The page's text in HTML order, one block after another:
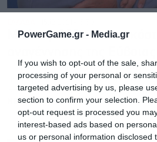
PowerGame.gr - Media.gr
If you wish to opt-out of the sale,
processing of your personal or
targeted advertising by us, please
section to confirm your selection.
opt-out request is processed you
interest-based ads based on
us or personal information disclosed
Μπένος: 300 εκατ. το
Στην Εύβοια και το συνολικό κόστος
αναφέρθηκε ο Σ. Μπένος ενώ έκανε
στο 70% των εδαφών της χώρας από
NEWSROOM